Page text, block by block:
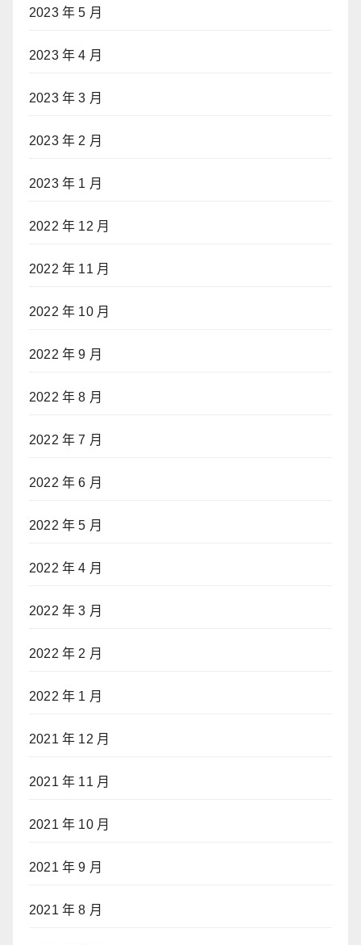
2023 年 5 月
2023 年 4 月
2023 年 3 月
2023 年 2 月
2023 年 1 月
2022 年 12 月
2022 年 11 月
2022 年 10 月
2022 年 9 月
2022 年 8 月
2022 年 7 月
2022 年 6 月
2022 年 5 月
2022 年 4 月
2022 年 3 月
2022 年 2 月
2022 年 1 月
2021 年 12 月
2021 年 11 月
2021 年 10 月
2021 年 9 月
2021 年 8 月